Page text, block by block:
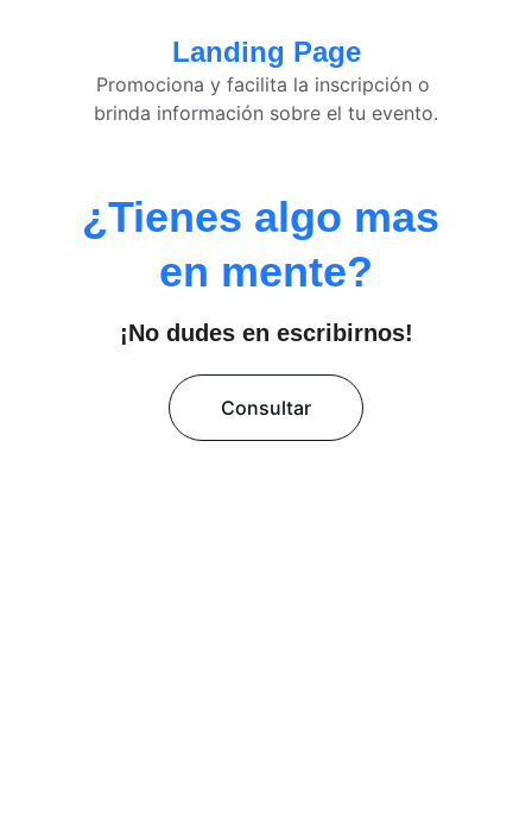
Consultar
Landing Page
Promociona y facilita la inscripción o
brinda información sobre el tu evento.
¿Tienes algo mas
en mente?
¡No dudes en escribirnos!